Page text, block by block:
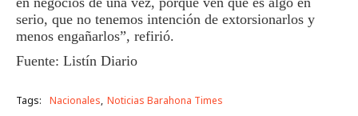
serio, que no tenemos intención de extorsionarlos y
menos engañarlos”, refirió.
Fuente: Listín Diario
Tags: Nacionales Noticias Barahona Times